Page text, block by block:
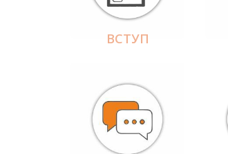
ВСТУП